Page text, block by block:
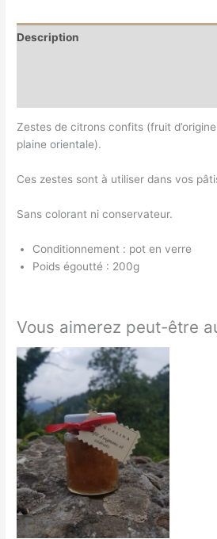
Description
Zestes de citrons confits (fruit
plaine orientale).
Ces zestes sont à utiliser dans vos
Sans colorant ni conservateur.
Conditionnement : pot en verre
Poids égoutté : 200g
Vous aimerez peut-être